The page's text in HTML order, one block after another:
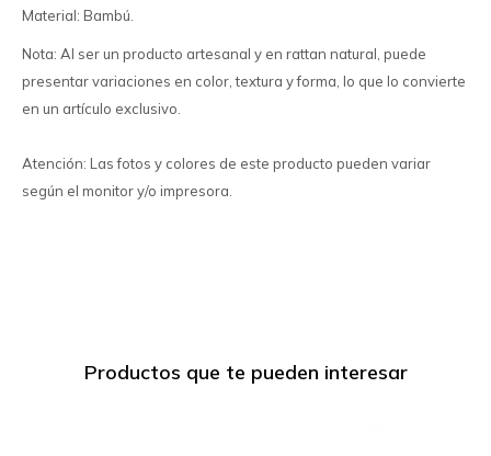
Material: Bambú.
Nota: Al ser un producto artesanal y en rattan natural, puede
presentar variaciones en color, textura y forma, lo que lo convierte
en un artículo exclusivo.
Atención: Las fotos y colores de este producto pueden variar
según el monitor y/o impresora.
Productos que te pueden interesar